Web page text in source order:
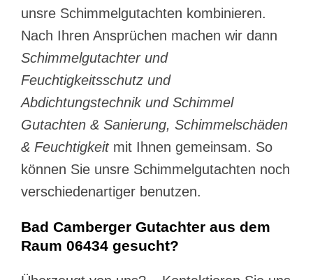
unsre Schimmelgutachten kombinieren.
Nach Ihren Ansprüchen machen wir dann
Schimmelgutachter und
Feuchtigkeitsschutz und
Abdichtungstechnik und Schimmel
Gutachten & Sanierung, Schimmelschäden
& Feuchtigkeitmit Ihnen gemeinsam. So
können Sie unsre Schimmelgutachten noch
verschiedenartiger benutzen.
Bad Camberger Gutachter aus dem
Raum 06434 gesucht?